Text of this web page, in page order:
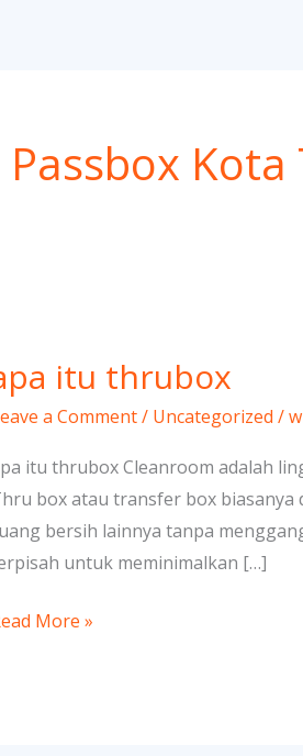
Passbox
itu thrubox
a Comment/ Uncategorized /
itu thrubox Cleanroom adalah
box atau transfer box
bersih lainnya tanpa
untuk meminimalkan […]
More »